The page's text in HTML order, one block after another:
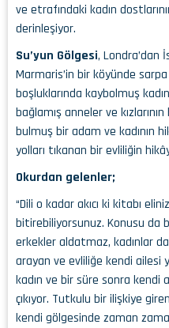
ve etrafındaki kadın
derinleşiyor.
Su’yun Gölgesi, Londra’dan
Marmaris’in bir köyünde
boşluklarında kaybolmuş
bağlamış anneler ve
bulmuş bir adam ve kadının
yolları tıkanan bir evliliğin
Okurdan gelenler;
“Dili o kadar akıcı ki kitabı
bitirebiliyorsunuz. Konusu da
erkekler aldatmaz, kadınlar
arayan ve evliliğe kendi ailesi
kadın ve bir süre sonra kendi
çıkıyor. Tutkulu bir ilişkiye
kendi gölgesinde zaman